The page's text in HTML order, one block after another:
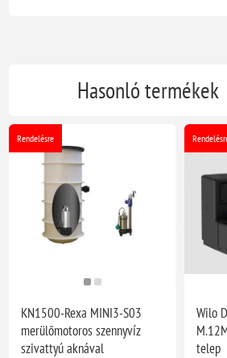
Hasonló termékek
Rendelésre
KN1500-Rexa MINI3-S03
merülőmotoros szennyvíz
szivattyú aknával
Wilo
telep